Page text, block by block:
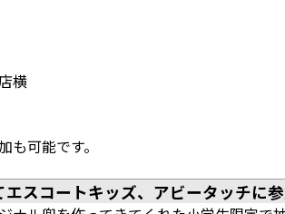
横
可能です。
スコートキッズ、アビータッチに